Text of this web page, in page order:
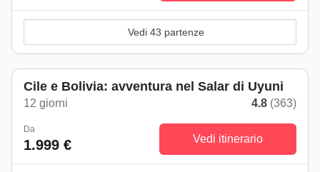
Vedi 43 partenze
Cile e Bolivia: avventura nel Salar di Uyuni
12 giorni 4.8 (363)
Da
1.999 € Vedi itinerario